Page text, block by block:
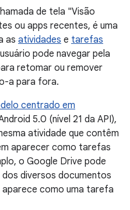
de tela "Visão
ou apps recentes, é uma
as atividades e tarefas
pode navegar pela
retomar ou remover
a para fora.
centrado em
5.0 (nível 21 da API),
atividade que contêm
aparecer como tarefas
o Google Drive pode
diversos documentos
como uma tarefa